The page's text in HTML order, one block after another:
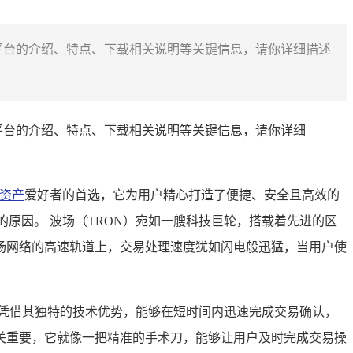
的介绍、特点、下载相关说明等关键信息，请你详细描述
的介绍、特点、下载相关说明等关键信息，请你详细
产爱好者的首选，它为用户精心打造了便捷、安全且高效的
因。 波场（TRON）宛如一艘科技巨轮，搭载着先进的区
络的高速轨道上，交易处理速度犹如闪电般迅猛，当用户使
其独特的技术优势，能够在短时间内迅速完成交易确认，
要，它就像一把精准的手术刀，能够让用户及时完成交易操